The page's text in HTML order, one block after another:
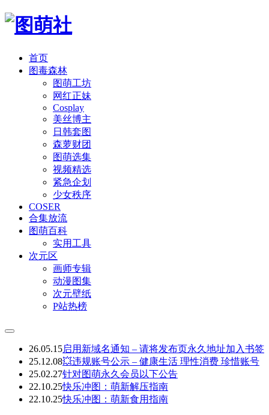
首页
图毒森林
图萌工坊
网红正妹
Cosplay
美丝博主
日韩套图
森萝财团
图萌选集
视频精选
紧急企划
少女秩序
COSER
合集放流
图萌百科
实用工具
次元区
画师专辑
动漫图集
次元壁纸
P站热榜
26.05.15启用新域名通知 – 请将发布页永久地址加入书签
25.12.08💥违规账号公示 – 健康生活 理性消费 珍惜账号
25.02.27针对图萌永久会员以下公告
22.10.25快乐冲图：萌新解压指南
22.10.25快乐冲图：萌新食用指南